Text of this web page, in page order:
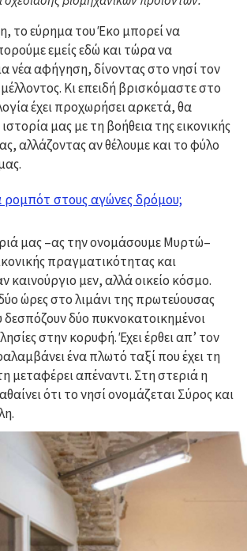
το εύρημα του Έκο μπορεί να
εμείς εδώ και τώρα να
νέα αφήγηση, δίνοντας στο νησί τον
Κι επειδή βρισκόμαστε στο
έχει προχωρήσει αρκετά, θα
μας με τη βοήθεια της εικονικής
αλλάζοντας αν θέλουμε και το φύλο
ρομπότ στους αγώνες δρόμου;
μας –ας την ονομάσουμε Μυρτώ–
πραγματικότητας και
καινούργιο μεν, αλλά οικείο κόσμο.
ώρες στο λιμάνι της πρωτεύουσας
δεσπόζουν δύο πυκνοκατοικημένοι
στην κορυφή. Έχει έρθει απ’ τον
ένα πλωτό ταξί που έχει τη
μεταφέρει απέναντι. Στη στεριά η
ότι το νησί ονομάζεται Σύρος και